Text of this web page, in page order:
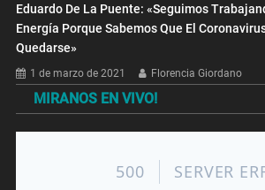
Eduardo De La Puente: «Seguimos
Energía Porque Sabemos Que El
Quedarse»
1 de marzo de 2021 Florencia Giordano
MIRANOS EN VIVO!